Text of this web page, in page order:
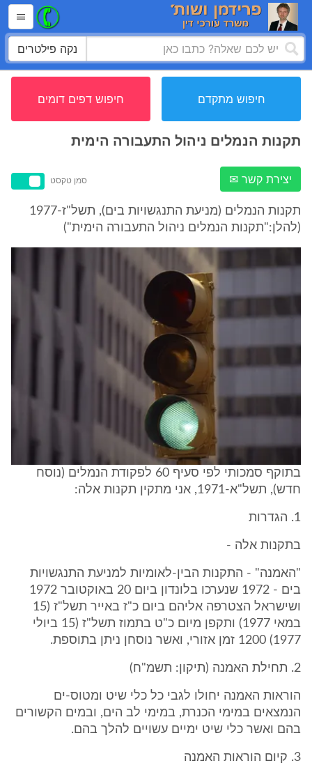
נקה פילטרים
חיפוש מתקדם חיפוש דפים דומים
תקנות הנמלים ניהול התעבורה הימית
יצירת קשר ✉ סמן טקסט
תקנות הנמלים (מניעת התנגשויות בים), תשל"ז-1977
(להלן:"תקנות הנמלים ניהול התעבורה הימית")
בתוקף סמכותי לפי סעיף 60 לפקודת הנמלים (נוסח
חדש), תשל"א-1971, אני מתקין תקנות אלה:
1. הגדרות
בתקנות אלה -
"האמנה" - התקנות הבין-לאומיות למניעת התנגשויות
בים - 1972 שנערכו בלונדון ביום 20 באוקטובר 1972
ושישראל הצטרפה אליהם ביום כ"ז באייר תשל"ז (15
במאי 1977) ותקפן מיום כ"ט בתמוז תשל"ז (15 ביולי
1977) 1200 זמן אזורי, ואשר נוסחן ניתן בתוספת.
2. תחילת האמנה (תיקון: תשמ"ח)
הוראות האמנה יחולו לגבי כל כלי שיט ומטוס-ים
הנמצאים במימי הכנרת, במימי לב הים, ובמים הקשורים
בהם ואשר כלי שיט ימיים עשויים להלך בהם.
3. קיום הוראות האמנה